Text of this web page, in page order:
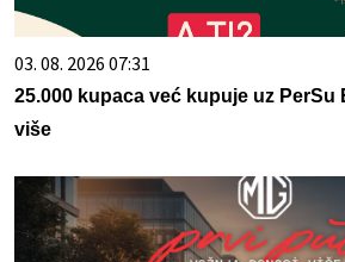
03. 08. 2026 07:31
25.000 kupaca već kupuje uz PerSu
više